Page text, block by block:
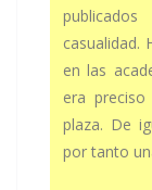
casualidad.
en las
era
plaza. De
por tanto